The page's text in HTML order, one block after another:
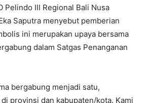
Pelindo III Regional Bali Nusa
Saputra menyebut pemberian
ini merupakan upaya bersama
dalam Satgas Penanganan
bergabung menjadi satu,
provinsi dan kabupaten/kota. Kami